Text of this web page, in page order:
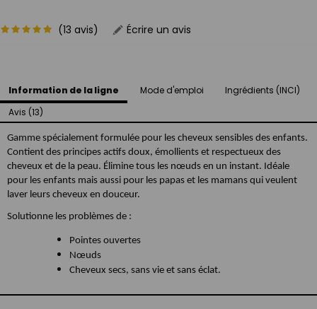
(13 avis) Écrire un avis
Information de la ligne Mode d'emploi
Ingrédients (INCI)
Avis (13)
Gamme spécialement formulée pour les cheveux sensibles des enfants.
Contient des principes actifs doux, émollients et respectueux des
cheveux et de la peau. Élimine tous les nœuds en un instant. Idéale
pour les enfants mais aussi pour les papas et les mamans qui veulent
laver leurs cheveux en douceur.
Solutionne les problèmes de :
Pointes ouvertes
Nœuds
Cheveux secs, sans vie et sans éclat.